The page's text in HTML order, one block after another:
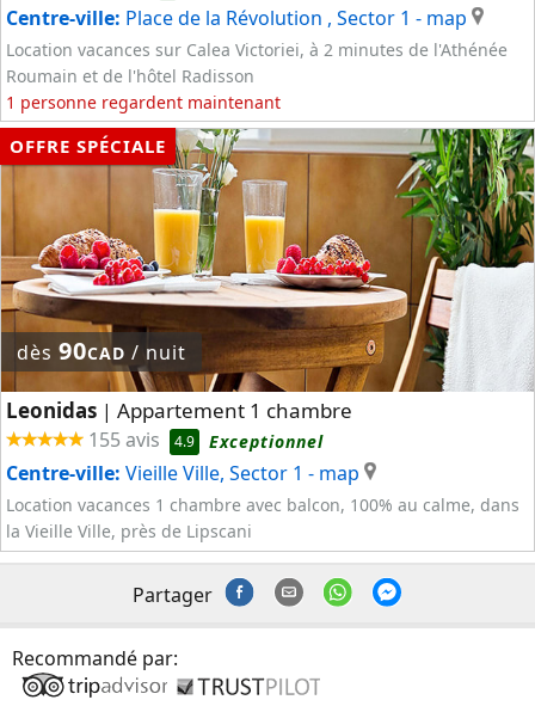
Centre-ville: Place de la Révolution , Sector 1 - map
Location vacances sur Calea Victoriei, à 2 minutes de l'Athénée
Roumain et de l'hôtel Radisson
1 personne regardent maintenant
OFFRE SPÉCIALE
dès 90CAD / nuit
Leonidas | Appartement 1 chambre
155 avis 4.9 Exceptionnel
Centre-ville: Vieille Ville, Sector 1 - map
Location vacances 1 chambre avec balcon, 100% au calme, dans
la Vieille Ville, près de Lipscani
Partager
Recommandé par: